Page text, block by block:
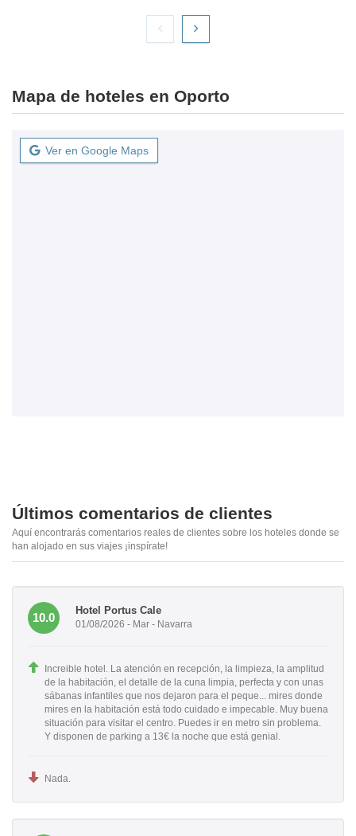
Mapa de hoteles en Oporto
Ver en Google Maps
Últimos comentarios de clientes
Aquí encontrarás comentarios reales de clientes sobre los hoteles donde se
han alojado en sus viajes ¡inspírate!
10.0
Hotel Portus Cale
01/08/2026 - Mar - Navarra
Increible hotel. La atención en recepción, la limpieza, la amplitud
de la habitación, el detalle de la cuna limpia, perfecta y con unas
sábanas infantiles que nos dejaron para el peque... mires donde
mires en la habitación está todo cuidado e impecable. Muy buena
situación para visitar el centro. Puedes ir en metro sin problema.
Y disponen de parking a 13€ la noche que está genial.
Nada.